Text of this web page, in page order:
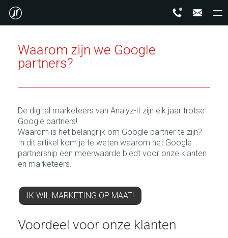
Waarom zijn we Google
partners?
De digital marketeers van Analyz-it zijn elk jaar trotse
Google partners!
Waarom is het belangrijk om Google partner te zijn?
In dit artikel kom je te weten waarom het Google
partnership een meerwaarde biedt voor onze klanten
en marketeers.
IK WIL MARKETING OP MAAT!
Voordeel voor onze klanten